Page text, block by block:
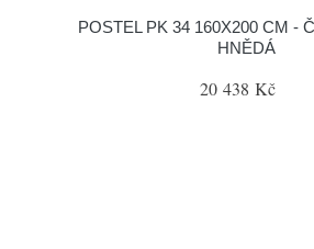
POSTEL PK 34 160X200 CM -
HNĚDÁ
20 438 Kč